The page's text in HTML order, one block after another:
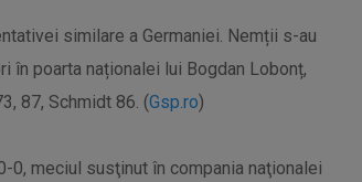
similare a Germaniei. Nemții s-au
în poarta naționalei lui Bogdan Lobonț,
87, Schmidt 86. (Gsp.ro)
0, meciul susţinut în compania naţionalei